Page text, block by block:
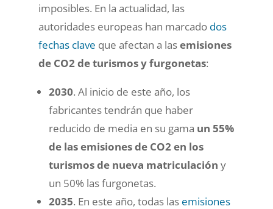
imposibles. En la actualidad, las
autoridades europeas han marcado dos
fechas clave que afectan a lasemisiones
de CO2 de turismos y furgonetas:
2030. Al inicio de este año, los
fabricantes tendrán que haber
reducido de media en su gama un 55%
de las emisiones de CO2 en los
turismos de nueva matriculación y
un 50% las furgonetas.
2035. En este año, todas las emisiones